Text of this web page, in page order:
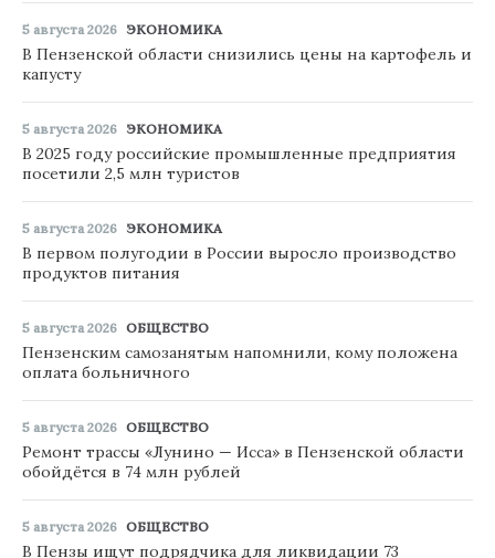
5 августа 2026 ЭКОНОМИКА
В Пензенской области снизились цены на картофель и
капусту
5 августа 2026 ЭКОНОМИКА
В 2025 году российские промышленные предприятия
посетили 2,5 млн туристов
5 августа 2026 ЭКОНОМИКА
В первом полугодии в России выросло производство
продуктов питания
5 августа 2026 ОБЩЕСТВО
Пензенским самозанятым напомнили, кому положена
оплата больничного
5 августа 2026 ОБЩЕСТВО
Ремонт трассы «Лунино — Исса» в Пензенской области
обойдётся в 74 млн рублей
5 августа 2026 ОБЩЕСТВО
В Пензы ищут подрядчика для ликвидации 73